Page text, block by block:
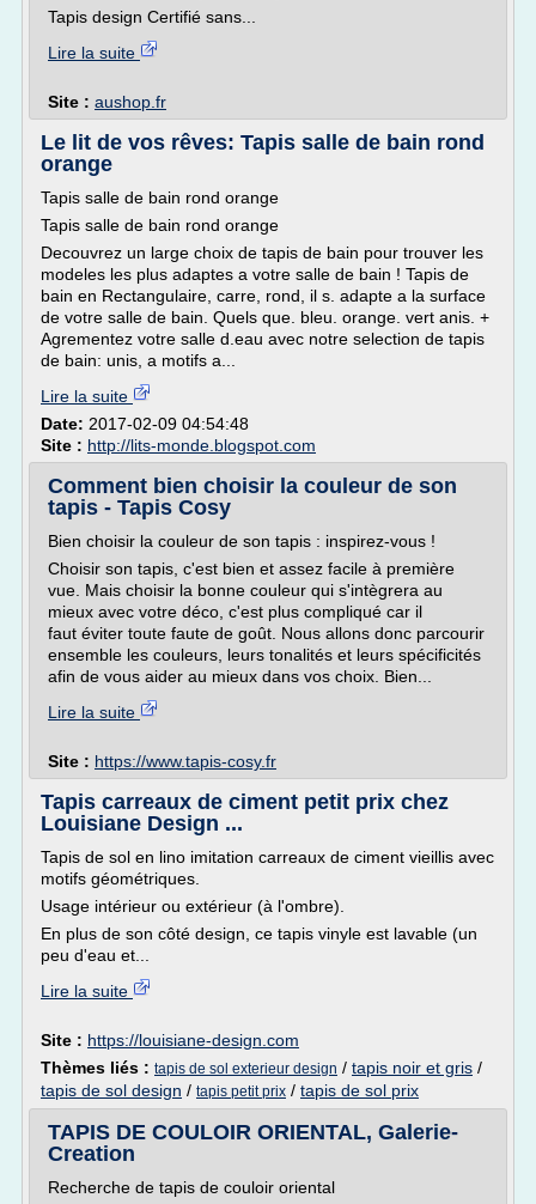
Tapis design Certifié sans...
Lire la suite
Site : aushop.fr
Le lit de vos rêves: Tapis salle de bain rond
orange
Tapis salle de bain rond orange
Tapis salle de bain rond orange
Decouvrez un large choix de tapis de bain pour trouver les
modeles les plus adaptes a votre salle de bain ! Tapis de
bain en Rectangulaire, carre, rond, il s. adapte a la surface
de votre salle de bain. Quels que. bleu. orange. vert anis. +
Agrementez votre salle d.eau avec notre selection de tapis
de bain: unis, a motifs a...
Lire la suite
Date: 2017-02-09 04:54:48
Site : http://lits-monde.blogspot.com
Comment bien choisir la couleur de son
tapis - Tapis Cosy
Bien choisir la couleur de son tapis : inspirez-vous !
Choisir son tapis, c'est bien et assez facile à première
vue. Mais choisir la bonne couleur qui s'intègrera au
mieux avec votre déco, c'est plus compliqué car il
faut éviter toute faute de goût. Nous allons donc parcourir
ensemble les couleurs, leurs tonalités et leurs spécificités
afin de vous aider au mieux dans vos choix. Bien...
Lire la suite
Site : https://www.tapis-cosy.fr
Tapis carreaux de ciment petit prix chez
Louisiane Design ...
Tapis de sol en lino imitation carreaux de ciment vieillis avec
motifs géométriques.
Usage intérieur ou extérieur (à l'ombre).
En plus de son côté design, ce tapis vinyle est lavable (un
peu d'eau et...
Lire la suite
Site : https://louisiane-design.com
Thèmes liés : tapis de sol exterieur design / tapis noir et gris /
tapis de sol design / tapis petit prix / tapis de sol prix
TAPIS DE COULOIR ORIENTAL, Galerie-
Creation
Recherche de tapis de couloir oriental